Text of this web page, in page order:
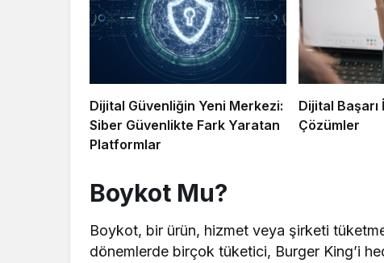
Dijital Güvenliğin Yeni Merkezi:
Siber Güvenlikte Fark Yaratan
Platformlar
Dijital
Çözümler
Boykot Mu?
Boykot, bir ürün, hizmet veya şirketi
dönemlerde birçok tüketici, Burger King’i